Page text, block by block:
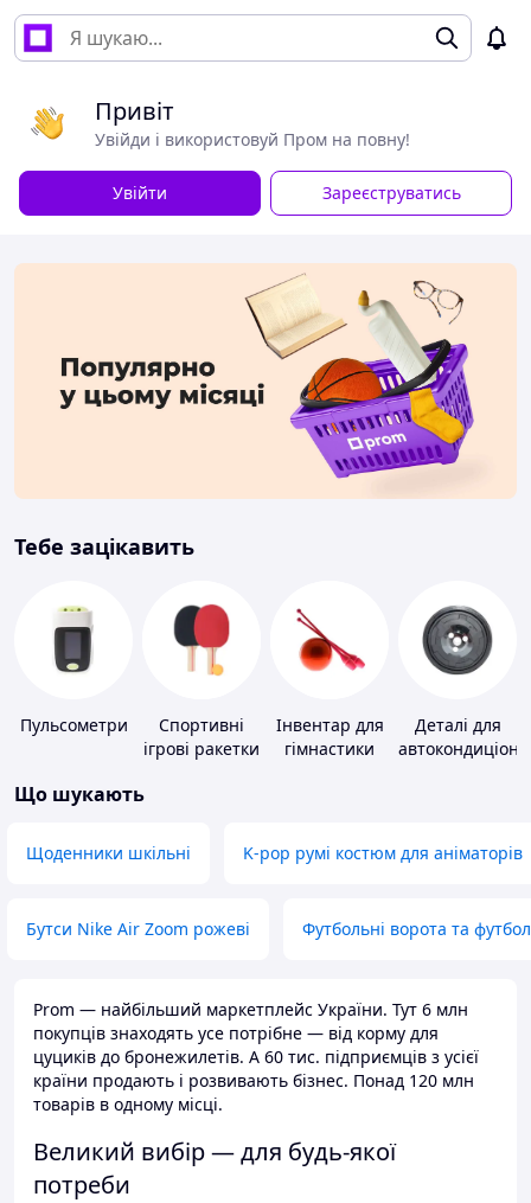
Привіт
Увійди і використовуй Пром на повну!
Увійти Зареєструватись
Тебе зацікавить
Пульсометри
Спортивні
ігрові ракетки
Інвентар для
гімнастики
Деталі для
Що шукають
Щоденники шкільні K-pop румі костюм для аніматорів
Бутси Nike Air Zoom рожеві Футбольні ворота та
Prom — найбільший маркетплейс України. Тут 6 млн
покупців знаходять усе потрібне — від корму для
цуциків до бронежилетів. А 60 тис. підприємців з усієї
країни продають і розвивають бізнес. Понад 120 млн
товарів в одному місці.
Великий вибір — для будь-якої
потреби